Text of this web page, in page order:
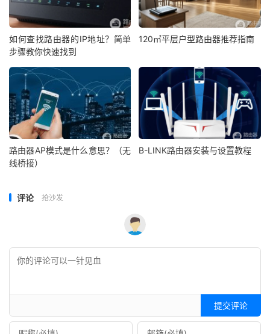
如何查找路由器的IP地址？简单
步骤教你快速找到
120㎡平层户型路由器推荐指南
路由器AP模式是什么意思？（无
线桥接）
B-LINK路由器安装与设置教程
评论 抢沙发
提交评论